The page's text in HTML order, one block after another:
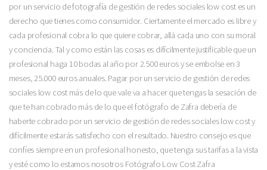
por un servicio de fotografía de gestión de redes sociales low cost es un
derecho que tienes como consumidor. Ciertamente el mercado es libre y
cada profesional cobra lo que quiere cobrar, allá cada uno con su moral
y conciencia. Tal y como están las cosas es difícilmente justificable que un
profesional haga 10 bodas al año por 2.500 euros y se embolse en 3
meses, 25.000 euros anuales. Pagar por un servicio de gestión de redes
sociales low cost más de lo que vale va a hacer que tengas la sesación de
que te han cobrado más de lo que el fotógrafo de Zafra debería de
haberte cobrado por un servicio de gestión de redes sociales low cost y
difícilmente estarás satisfecho con el resultado. Nuestro consejo es que
confíes siempre en un profesional honesto, que tenga sus tarifas a la vista
y esté como lo estamos nosotros Fotógrafo Low Cost Zafra